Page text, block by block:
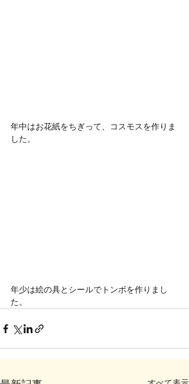
年中はお花紙をちぎって、コスモスを作りま
した。
年少は絵の具とシールでトンボを作りまし
た。